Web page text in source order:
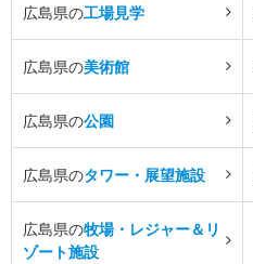
広島県の工場見学
広島県の美術館
広島県の公園
広島県のタワー・展望施設
広島県の牧場・レジャー＆リ
ゾート施設